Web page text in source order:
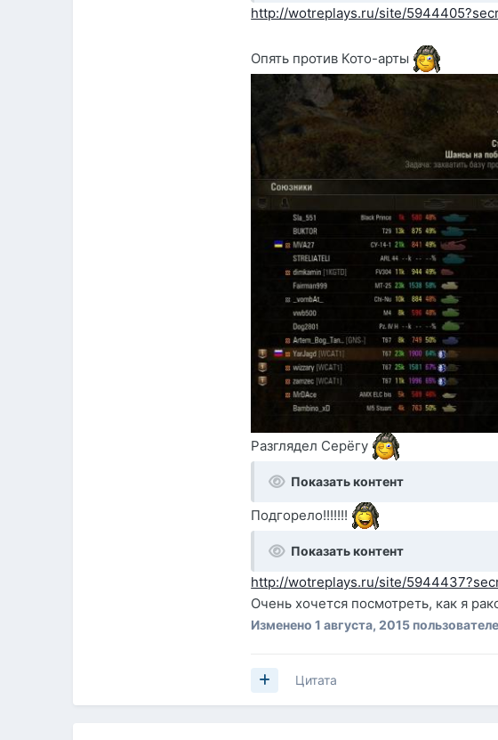
http://wotreplays.ru/site/
Опять против Кото-арты
Разглядел Серёгу
Показать контент
Подгорело!!!!!!!
Показать контент
http://wotreplays.ru/site/
Очень хочется посмотреть, как я
Изменено1 августа, 2015
Цитата